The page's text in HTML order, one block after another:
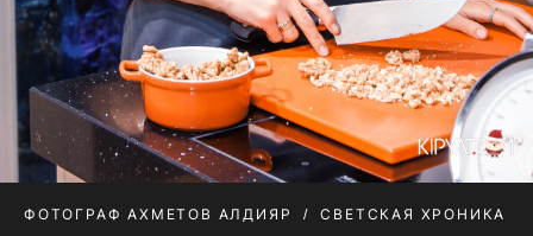
ФОТОГРАФ АХМЕТОВ АЛДИЯР СВЕТСКАЯ ХРОНИКА